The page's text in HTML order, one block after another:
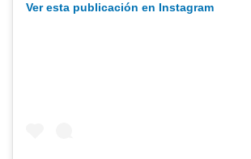
Ver esta publicación en Instagram